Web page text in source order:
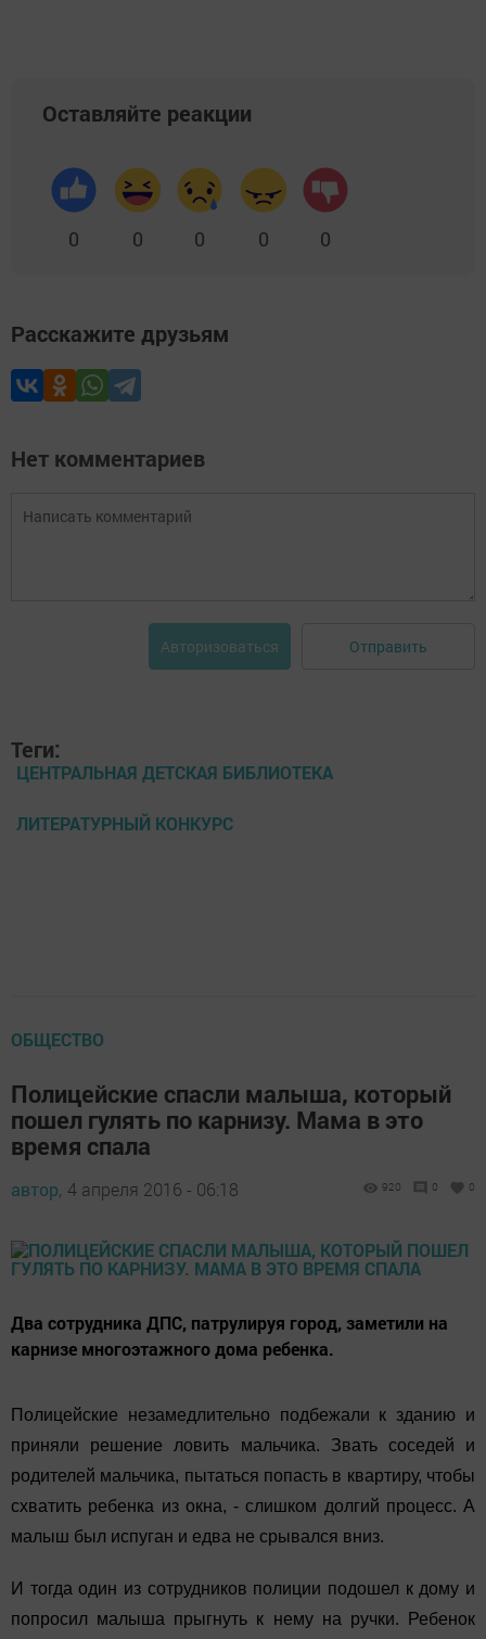
Оставляйте реакции
0 0 0 0 0
Расскажите друзьям
Нет комментариев
Авторизоваться Отправить
Теги:
ЦЕНТРАЛЬНАЯ ДЕТСКАЯ БИБЛИОТЕКА
ЛИТЕРАТУРНЫЙ КОНКУРС
ОБЩЕСТВО
Полицейские спасли малыша, который
пошел гулять по карнизу. Мама в это
время спала
автор, 4 апреля 2016 - 06:18 920 0 0
Два сотрудника ДПС, патрулируя город, заметили на
карнизе многоэтажного дома ребенка.
Полицейские незамедлительно подбежали к зданию и
приняли решение ловить мальчика. Звать соседей и
родителей мальчика, пытаться попасть в квартиру, чтобы
схватить ребенка из окна, - слишком долгий процесс. А
малыш был испуган и едва не срывался вниз.
И тогда один из сотрудников полиции подошел к дому и
попросил малыша прыгнуть к нему на ручки. Ребенок